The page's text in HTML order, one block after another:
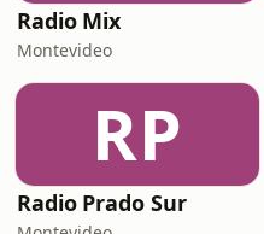
Radio Mix
Montevideo
RP
Radio Prado Sur